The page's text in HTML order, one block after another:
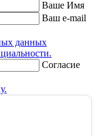
Ваше Имя
Ваш e-mail
данных
Согласие